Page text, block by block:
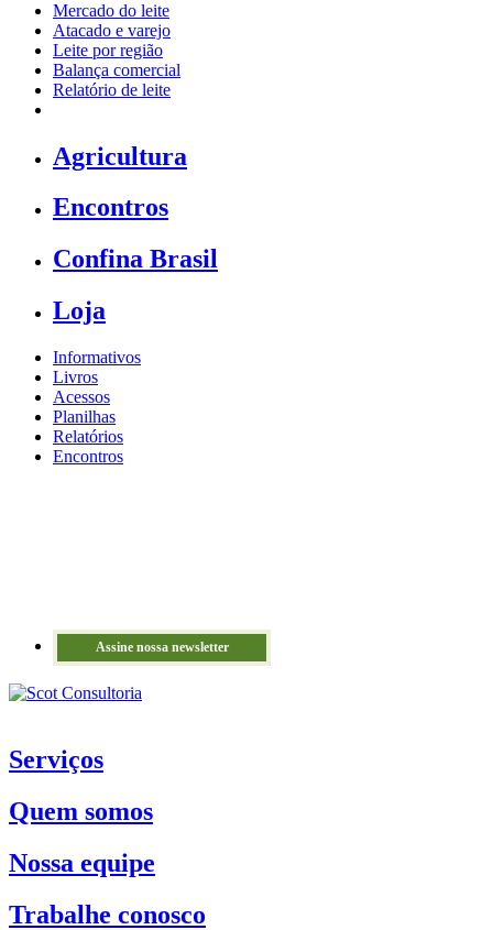
Mercado do leite
Atacado e varejo
Leite por região
Balança comercial
Relatório de leite
Agricultura
Encontros
Confina Brasil
Loja
Informativos
Livros
Acessos
Planilhas
Relatórios
Encontros
Assine nossa newsletter
Serviços
Quem somos
Nossa equipe
Trabalhe conosco